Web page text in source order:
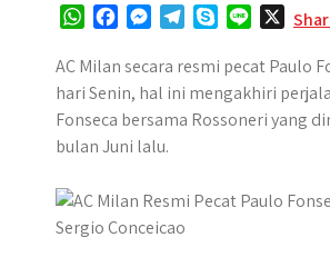
W
a
t
s
A
c
e
b
o
s
s
e
n
r
l
e
g
y
p
e
n
e
AC Milan secara resmi pecat Paulo
hari Senin, hal ini mengakhiri
Fonseca bersama Rossoneri yang
bulan Juni lalu.